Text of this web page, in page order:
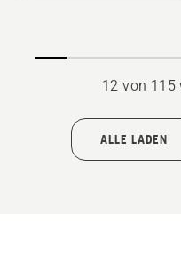
12 von 115
ALLE LADEN